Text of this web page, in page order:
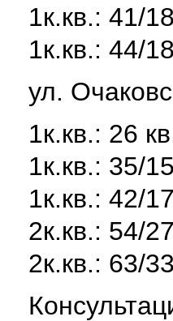
1к.кв.: 41/
1к.кв.: 44/
ул.
1к.кв.: 26
1к.кв.: 35/
1к.кв.: 42/
2к.кв.: 54/
2к.кв.: 63/